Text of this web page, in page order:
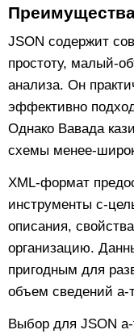
JSON содержит
простоту, малый-
анализа. Он
эффективно
Однако Вавада
схемы менее-
XML-формат
инструменты с-
описания,
организацию.
пригодным для
объем сведений а-
Выбор для JSON